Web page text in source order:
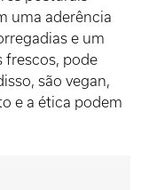
uma aderência
e um
frescos, pode
são vegan,
e a ética podem